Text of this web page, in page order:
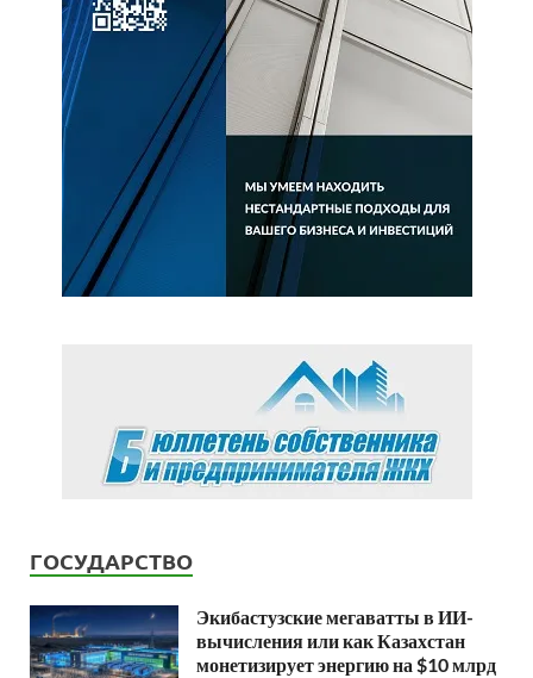
ГОСУДАРСТВО
Экибастузские мегаватты в ИИ-
вычисления или как Казахстан
монетизирует энергию на $10 млрд